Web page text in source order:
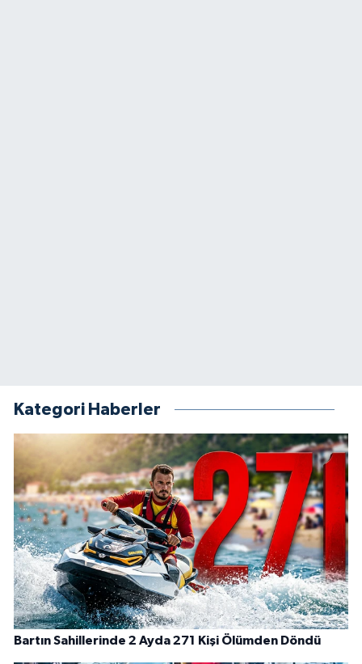
Kategori Haberler
Bartın Sahillerinde 2 Ayda 271 Kişi Ölümden Döndü